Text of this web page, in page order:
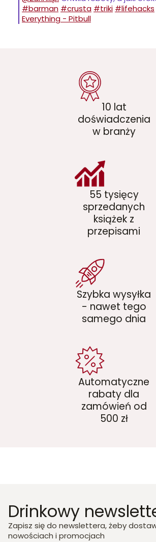
#barman #crusta #triki #lifehacks
Everything - Pitbull
10 lat
doświadczenia
w branży
55 tysięcy
sprzedanych
książek z
przepisami
Szybka wysyłka
- nawet tego
samego dnia
Automatyczne
rabaty dla
zamówień od
500 zł
Drinkowy
Zapisz się do newslettera, żeby
nowościach i promocjach